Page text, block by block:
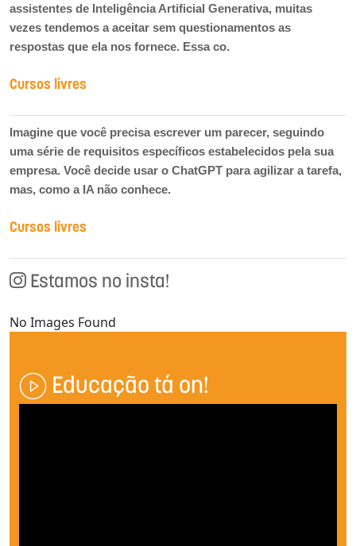
assistentes de Inteligência Artificial Generativa, muitas
vezes tendemos a aceitar sem questionamentos as
respostas que ela nos fornece. Essa co.
Cursos livres
Imagine que você precisa escrever um parecer, seguindo
uma série de requisitos específicos estabelecidos pela sua
empresa. Você decide usar o ChatGPT para agilizar a tarefa,
mas, como a IA não conhece.
Cursos livres
Estamos no insta!
No Images Found
Educação tá on!